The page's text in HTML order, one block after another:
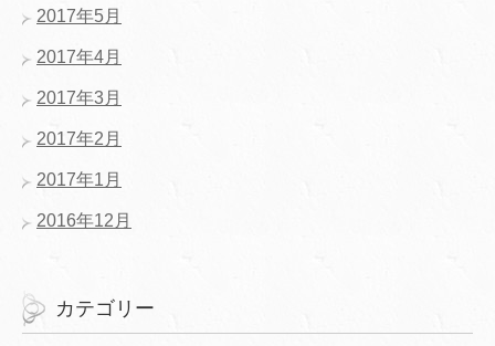
2017年5月
2017年4月
2017年3月
2017年2月
2017年1月
2016年12月
カテゴリー